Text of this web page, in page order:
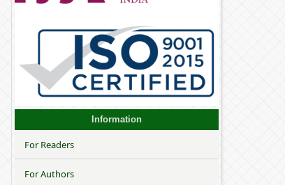
Information
For Readers
For Authors